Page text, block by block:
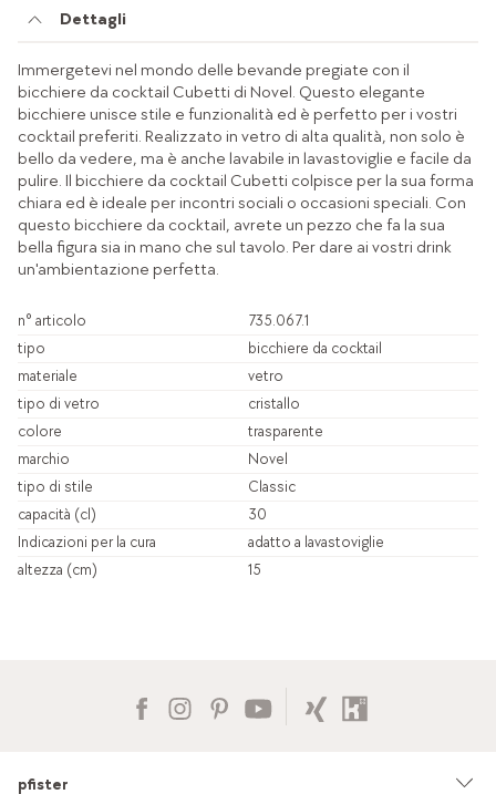
Dettagli
Immergetevi nel mondo delle bevande pregiate con il
bicchiere da cocktail Cubetti di Novel. Questo elegante
bicchiere unisce stile e funzionalità ed è perfetto per i vostri
cocktail preferiti. Realizzato in vetro di alta qualità, non solo è
bello da vedere, ma è anche lavabile in lavastoviglie e facile da
pulire. Il bicchiere da cocktail Cubetti colpisce per la sua forma
chiara ed è ideale per incontri sociali o occasioni speciali. Con
questo bicchiere da cocktail, avrete un pezzo che fa la sua
bella figura sia in mano che sul tavolo. Per dare ai vostri drink
un'ambientazione perfetta.
n° articolo
735.067.1
tipo
bicchiere da cocktail
materiale
vetro
tipo di vetro
cristallo
colore
trasparente
marchio
Novel
tipo di stile
Classic
capacità (cl)
30
Indicazioni per la cura
adatto a lavastoviglie
altezza (cm)
15
pfister